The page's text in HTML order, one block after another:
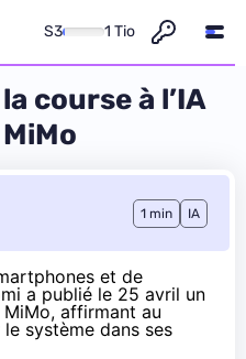
S3 1 Tio
course à l’IA
1 min IA
et de
a publié le 25 avril un
affirmant au
système dans ses